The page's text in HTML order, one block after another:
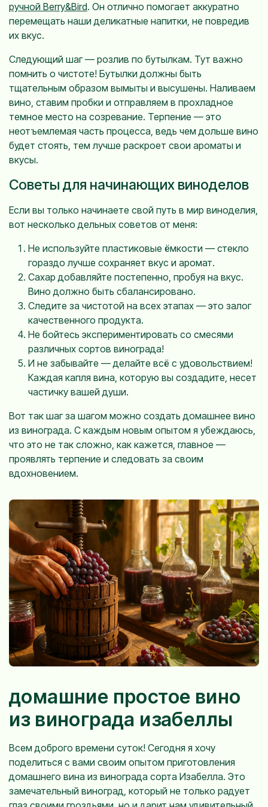
ручной Berry&Bird. Он отлично помогает аккуратно
перемещать наши деликатные напитки, не повредив
их вкус.
Следующий шаг — розлив по бутылкам. Тут важно
помнить о чистоте! Бутылки должны быть
тщательным образом вымыты и высушены. Наливаем
вино, ставим пробки и отправляем в прохладное
темное место на созревание. Терпение — это
неотъемлемая часть процесса, ведь чем дольше вино
будет стоять, тем лучше раскроет свои ароматы и
вкусы.
Советы для начинающих виноделов
Если вы только начинаете свой путь в мир виноделия,
вот несколько дельных советов от меня:
Не используйте пластиковые ёмкости — стекло
гораздо лучше сохраняет вкус и аромат.
Сахар добавляйте постепенно, пробуя на вкус.
Вино должно быть сбалансировано.
Следите за чистотой на всех этапах — это залог
качественного продукта.
Не бойтесь экспериментировать со смесями
различных сортов винограда!
И не забывайте — делайте всё с удовольствием!
Каждая капля вина, которую вы создадите, несет
частичку вашей души.
Вот так шаг за шагом можно создать домашнее вино
из винограда. С каждым новым опытом я убеждаюсь,
что это не так сложно, как кажется, главное —
проявлять терпение и следовать за своим
вдохновением.
домашние простое вино
из винограда изабеллы
Всем доброго времени суток! Сегодня я хочу
поделиться с вами своим опытом приготовления
домашнего вина из винограда сорта Изабелла. Это
замечательный виноград, который не только радует